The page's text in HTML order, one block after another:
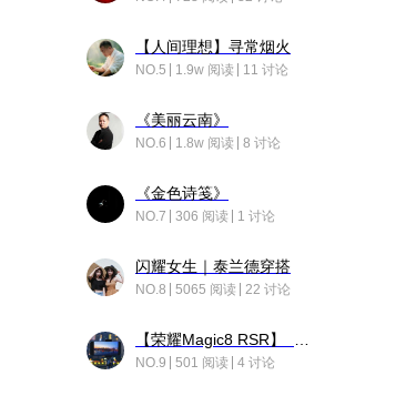
【人间理想】寻常烟火
NO.5 1.9w 阅读 11 讨论
《美丽云南》
NO.6 1.8w 阅读 8 讨论
《金色诗笺》
NO.7 306 阅读 1 讨论
闪耀女生｜泰兰德穿搭
NO.8 5065 阅读 22 讨论
NO.9 501 阅读 4 讨论